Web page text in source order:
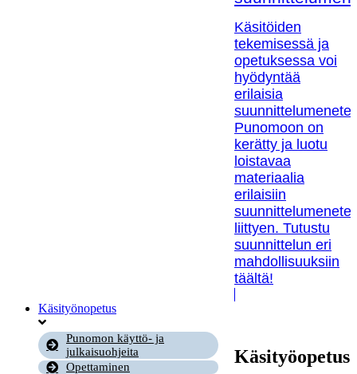
Käsitöiden
tekemisessä ja
opetuksessa voi
hyödyntää
erilaisia
Punomoon on
kerätty ja luotu
loistavaa
materiaalia
erilaisiin
liittyen. Tutustu
suunnittelun eri
mahdollisuuksiin
täältä!
Käsityönopetus
Punomon käyttö- ja
julkaisuohjeita
Opettaminen
Käsityöopetus